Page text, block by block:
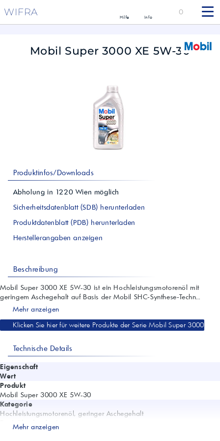
WIFRA Hilfe Info
0
Mobil Super 3000 XE 5W-30
Produktinfos/Downloads
Abholung in 1220 Wien möglich
Sicherheitsdatenblatt (SDB) herunterladen
Produktdatenblatt (PDB) herunterladen
Herstellerangaben anzeigen
Beschreibung
Mobil Super 3000 XE 5W-30 ist ein Hochleistungsmotorenöl mit
geringem Aschegehalt auf Basis der Mobil SHC‑Synthese‑Techn...
Mehr anzeigen
Klicken Sie hier für weitere Produkte der Serie Mobil Super 3000
Technische Details
Eigenschaft
Wert
Produkt
Mobil Super 3000 XE 5W-30
Kategorie
Hochleistungsmotorenöl, geringer Aschegehalt
Basisöltechnologie
Mobil SHC‑Synthese‑Technologie
Mehr anzeigen